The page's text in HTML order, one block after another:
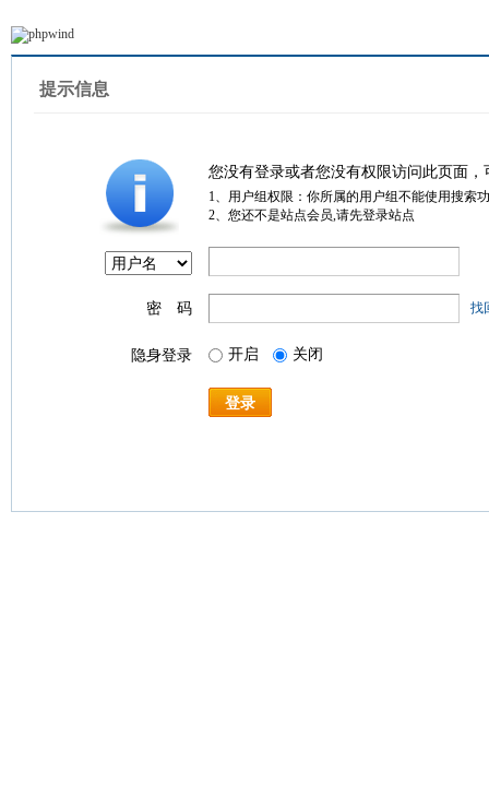
提示信息
您没有登录或者您没有权限访问此页面
1、用户组权限：你所属的用户组不能使用搜索
2、您还不是站点会员,请先登录站点
密 码 找
隐身登录 开启 关闭
登录